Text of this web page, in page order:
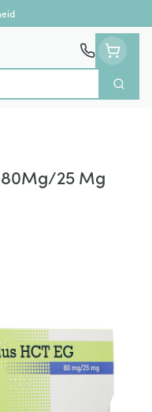
Zoek
80Mg/25 Mg